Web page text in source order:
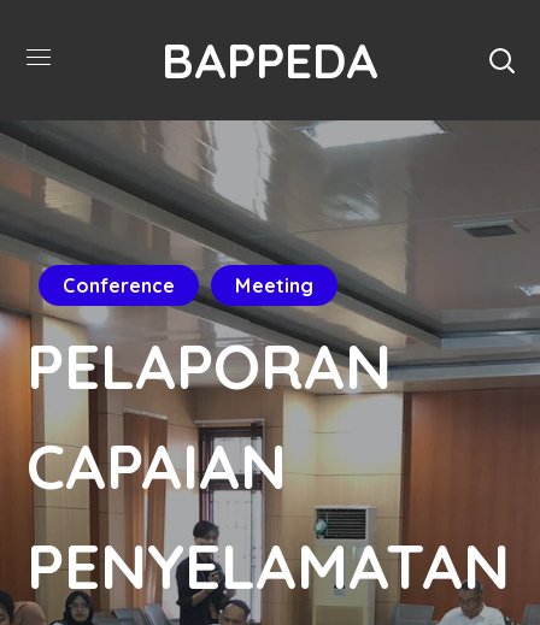
BAPPEDA
Conference Meeting
PELAPORAN
CAPAIAN
PENYELAMATAN